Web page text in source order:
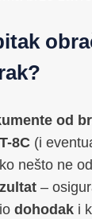
od
8C (i
nešto ne
–
dohodak i